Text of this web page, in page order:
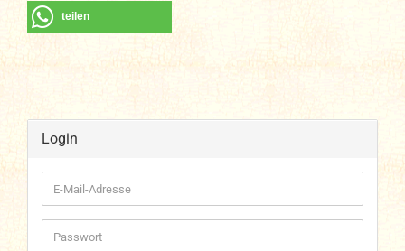
teilen
Login
E-
Mail-
Adresse
Passwort